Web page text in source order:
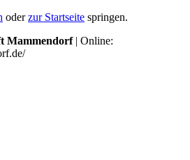
oderzur Startseite springen.
Mammendorf| Online: